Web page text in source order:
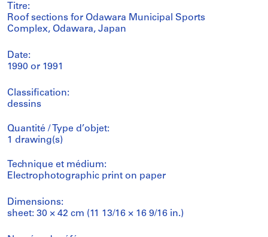
Titre:
Roof sections for Odawara Municipal Sports
Complex, Odawara, Japan
Date:
1990 or 1991
Classification:
dessins
Quantité / Type d’objet:
1 drawing(s)
Technique et médium:
Electrophotographic print on paper
Dimensions:
sheet: 30 × 42 cm (11 13/16 × 16 9/16 in.)